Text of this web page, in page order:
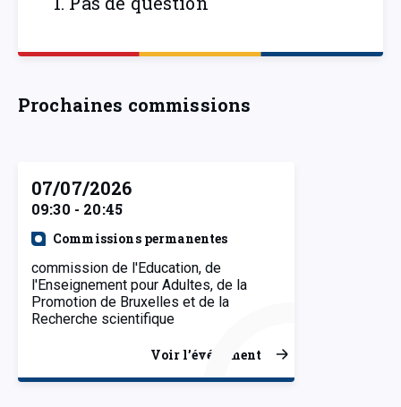
Prochaines commissions
07/07/2026
09:30 - 20:45
Commissions permanentes
commission de l'Education, de
l'Enseignement pour Adultes, de la
Promotion de Bruxelles et de la
Recherche scientifique
Voir l’événement